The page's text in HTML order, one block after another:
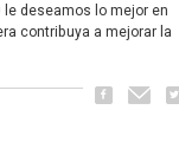
le deseamos lo mejor en
contribuya a mejorar la